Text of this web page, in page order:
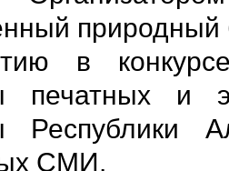
в конкурсе
печатных и
Республики
СМИ.